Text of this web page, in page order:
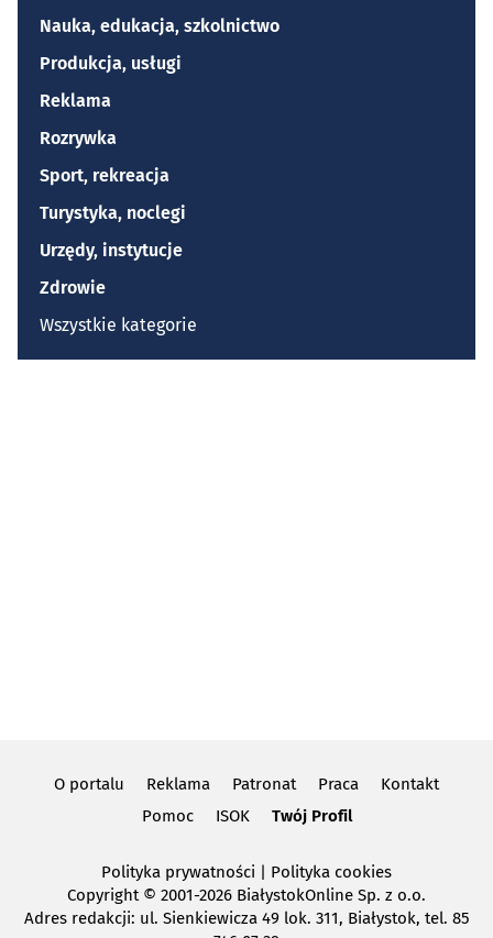
Nauka, edukacja, szkolnictwo
Produkcja, usługi
Reklama
Rozrywka
Sport, rekreacja
Turystyka, noclegi
Urzędy, instytucje
Zdrowie
Wszystkie kategorie
O portalu Reklama Patronat Praca
Kontakt
Pomoc
ISOK Twój Profil
Polityka prywatności | Polityka cookies
Copyright © 2001-2026 BiałystokOnline Sp. z o.o.
Adres redakcji: ul. Sienkiewicza 49 lok. 311, Białystok, tel. 85